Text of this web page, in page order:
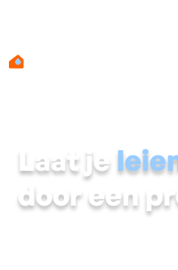
Laat je
door een